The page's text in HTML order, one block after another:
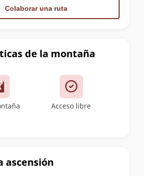
de la montaña
Acceso libre
ascensión
Colaborar una ruta